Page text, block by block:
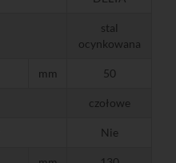
stal
ocynkowana
mm 50
czołowe
Nie